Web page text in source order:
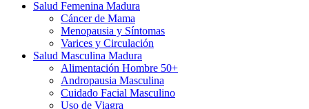
Salud Femenina Madura
Cáncer de Mama
Menopausia y Síntomas
Varices y Circulación
Salud Masculina Madura
Alimentación Hombre 50+
Andropausia Masculina
Cuidado Facial Masculino
Uso de Viagra